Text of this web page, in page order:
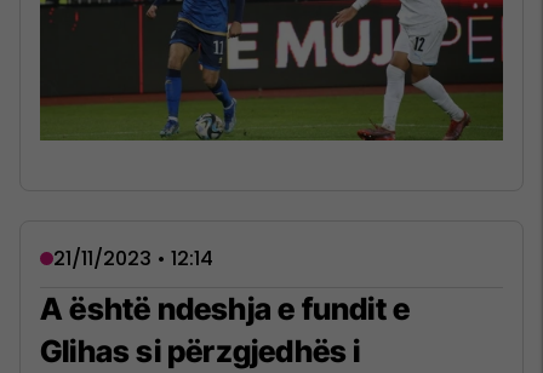
21/11/2023 • 12:14
A është ndeshja e fundit e
Glihas si përzgjedhës i